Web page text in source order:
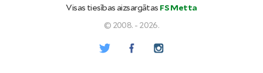
Visas tiesības aizsargātas FS Metta
© 2008. - 2026.